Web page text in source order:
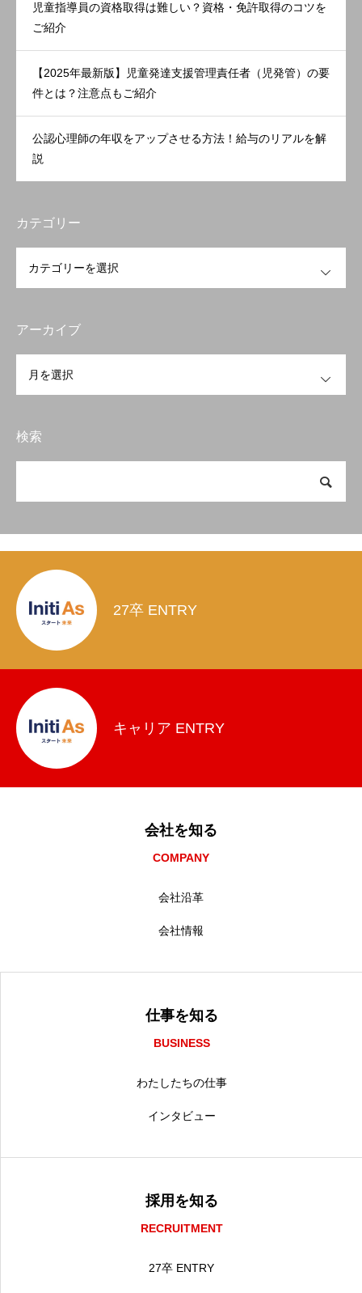
児童指導員の資格取得は難しい？資格・免許取得のコツを
ご紹介
【2025年最新版】児童発達支援管理責任者（児発管）の要
件とは？注意点もご紹介
公認心理師の年収をアップさせる方法！給与のリアルを解
説
カテゴリー
アーカイブ
検索
27卒 ENTRY
キャリア ENTRY
会社を知る
COMPANY
会社沿革
会社情報
仕事を知る
BUSINESS
わたしたちの仕事
インタビュー
採用を知る
RECRUITMENT
27卒 ENTRY